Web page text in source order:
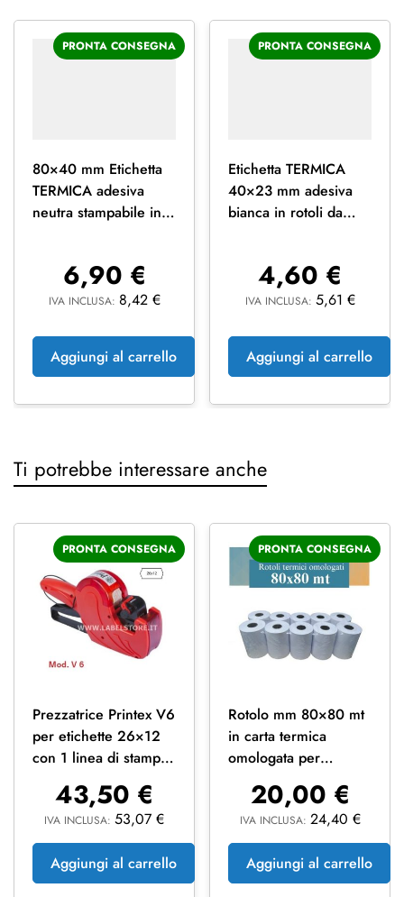
PRONTA CONSEGNA
80×40 mm Etichetta
TERMICA adesiva
neutra stampabile in
6,90 €
IVA INCLUSA: 8,42 €
Aggiungi al carrello
PRONTA CONSEGNA
Etichetta TERMICA
40×23 mm adesiva
bianca in rotoli da
4,60 €
IVA INCLUSA: 5,61 €
Aggiungi al carrello
Ti potrebbe interessare anche
PRONTA CONSEGNA
Prezzatrice Printex V6
per etichette 26×12
con 1 linea di stampa
43,50 €
IVA INCLUSA: 53,07 €
Aggiungi al carrello
PRONTA CONSEGNA
Rotolo mm 80×80 mt
in carta termica
omologata per
scontrini fiscali 10 pz
20,00 €
IVA INCLUSA: 24,40 €
Aggiungi al carrello